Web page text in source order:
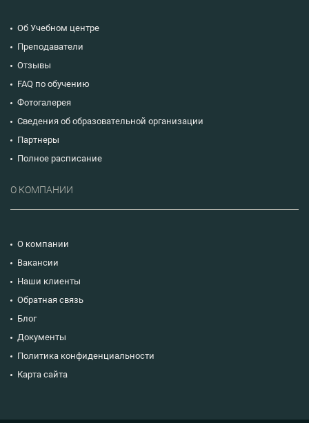
Об Учебном центре
Преподаватели
Отзывы
FAQ по обучению
Фотогалерея
Сведения об образовательной организации
Партнеры
Полное расписание
О КОМПАНИИ
О компании
Вакансии
Наши клиенты
Обратная связь
Блог
Документы
Политика конфиденциальности
Карта сайта